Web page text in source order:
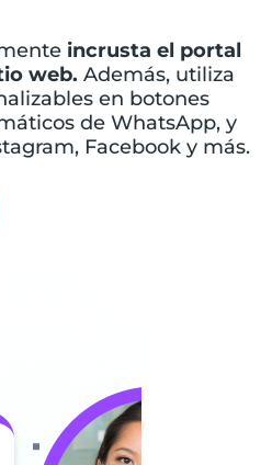
incrusta el portal
web. Además, utiliza
en botones
de WhatsApp, y
Facebook y más.